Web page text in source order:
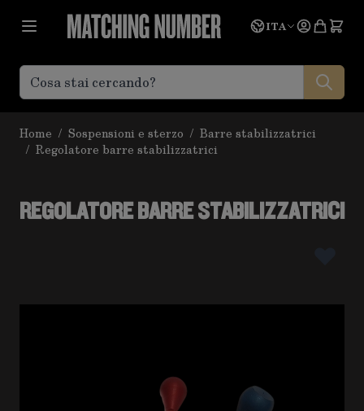
Lingua
ITA
Home / Sospensioni e sterzo / Barre stabilizzatrici
/ Regolatore barre stabilizzatrici
REGOLATORE BARRE STABILIZZATRICI